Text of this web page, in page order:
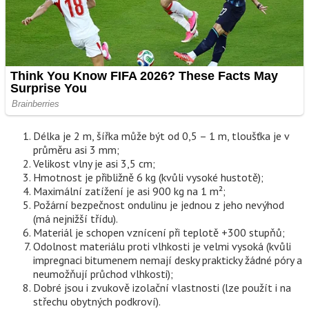
Délka je 2 m, šířka může být od 0,5 – 1 m, tloušťka je v
průměru asi 3 mm;
Velikost vlny je asi 3,5 cm;
Hmotnost je přibližně 6 kg (kvůli vysoké hustotě);
Maximální zatížení je asi 900 kg na 1 m²;
Požární bezpečnost ondulinu je jednou z jeho nevýhod
(má nejnižší třídu).
Materiál je schopen vznícení při teplotě +300 stupňů;
Odolnost materiálu proti vlhkosti je velmi vysoká (kvůli
impregnaci bitumenem nemají desky prakticky žádné póry a
neumožňují průchod vlhkosti);
Dobré jsou i zvukově izolační vlastnosti (lze použít i na
střechu obytných podkroví).